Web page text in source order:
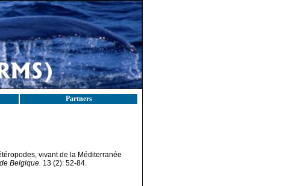
Partners
vivant de la Méditerranée
Belgique. 13 (2): 52-84.